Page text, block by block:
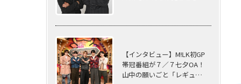
【インタビュー】M!LK初GP
帯冠番組が７／７七夕OA！
山中の願いごと「レギュ…